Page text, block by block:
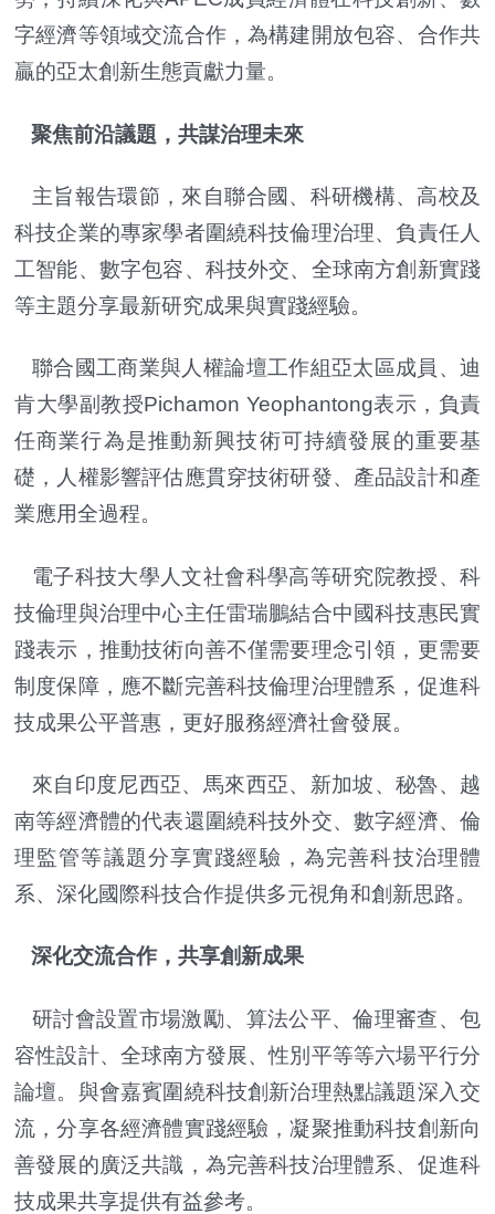
字經濟等領域交流合作，為構建開放包容、合作共
贏的亞太創新生態貢獻力量。
聚焦前沿議題，共謀治理未來
主旨報告環節，來自聯合國、科研機構、高校及
科技企業的專家學者圍繞科技倫理治理、負責任人
工智能、數字包容、科技外交、全球南方創新實踐
等主題分享最新研究成果與實踐經驗。
聯合國工商業與人權論壇工作組亞太區成員、迪
肯大學副教授Pichamon Yeophantong表示，負責
任商業行為是推動新興技術可持續發展的重要基
礎，人權影響評估應貫穿技術研發、產品設計和產
業應用全過程。
電子科技大學人文社會科學高等研究院教授、科
技倫理與治理中心主任雷瑞鵬結合中國科技惠民實
踐表示，推動技術向善不僅需要理念引領，更需要
制度保障，應不斷完善科技倫理治理體系，促進科
技成果公平普惠，更好服務經濟社會發展。
來自印度尼西亞、馬來西亞、新加坡、秘魯、越
南等經濟體的代表還圍繞科技外交、數字經濟、倫
理監管等議題分享實踐經驗，為完善科技治理體
系、深化國際科技合作提供多元視角和創新思路。
深化交流合作，共享創新成果
研討會設置市場激勵、算法公平、倫理審查、包
容性設計、全球南方發展、性別平等等六場平行分
論壇。與會嘉賓圍繞科技創新治理熱點議題深入交
流，分享各經濟體實踐經驗，凝聚推動科技創新向
善發展的廣泛共識，為完善科技治理體系、促進科
技成果共享提供有益參考。